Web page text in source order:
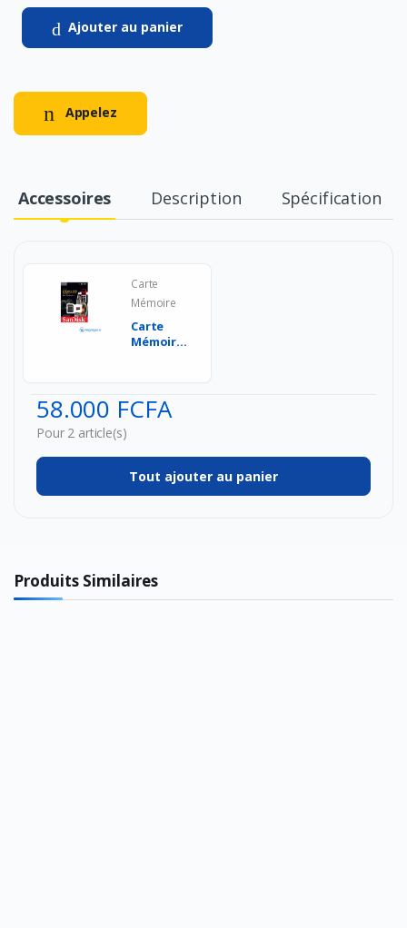
Ajouter au panier
Appelez
Accessoires Description Spécification
Carte
Mémoire
Carte
Mémoire
PRO ...
58.000 FCFA
Pour 2 article(s)
Tout ajouter au panier
Produits Similaires